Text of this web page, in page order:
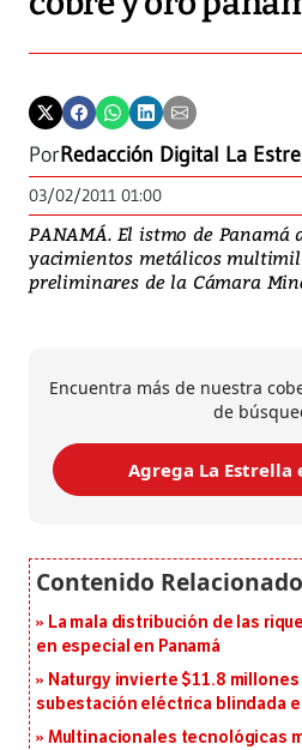
PorRedacción Digital La
03/02/2011 01:00
PANAMÁ. El istmo de Panamá
yacimientos metálicos
preliminares de la Cámara
Encuentra más de nuestra
de
Agrega La Estrella
La mala distribución de las
en especial en Panamá
Naturgy invierte $11.8 millones
subestación eléctrica blindada
Multinacionales tecnológicas